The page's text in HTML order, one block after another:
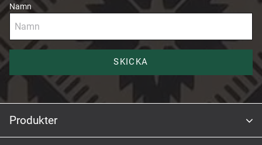
Namn
SKICKA
Produkter